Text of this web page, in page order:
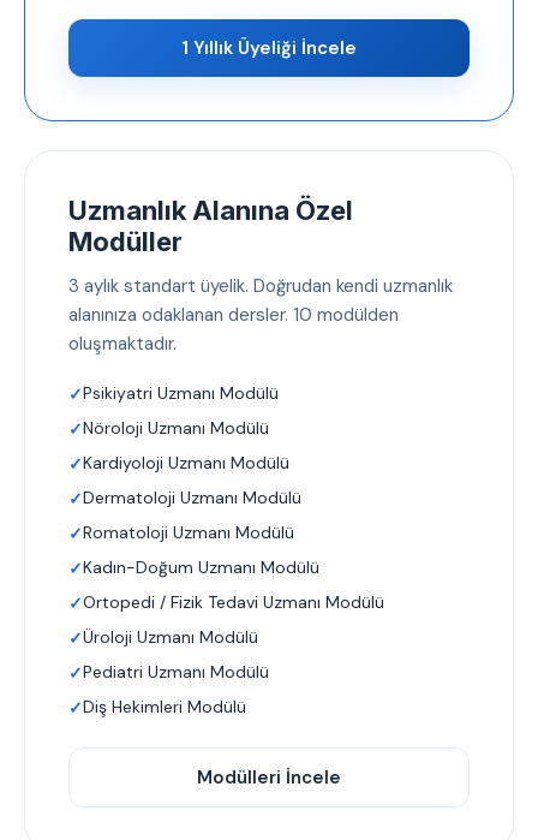
1 Yıllık Üyeliği İncele
Uzmanlık Alanına Özel
Modüller
3 aylık standart üyelik. Doğrudan kendi uzmanlık
alanınıza odaklanan dersler. 10 modülden
oluşmaktadır.
Psikiyatri Uzmanı Modülü
Nöroloji Uzmanı Modülü
Kardiyoloji Uzmanı Modülü
Dermatoloji Uzmanı Modülü
Romatoloji Uzmanı Modülü
Kadın-Doğum Uzmanı Modülü
Ortopedi / Fizik Tedavi Uzmanı Modülü
Üroloji Uzmanı Modülü
Pediatri Uzmanı Modülü
Diş Hekimleri Modülü
Modülleri İncele